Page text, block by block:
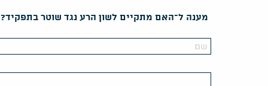
מענה ל־האם מתקיים לשון הרע נגד שוטר בתפקיד?